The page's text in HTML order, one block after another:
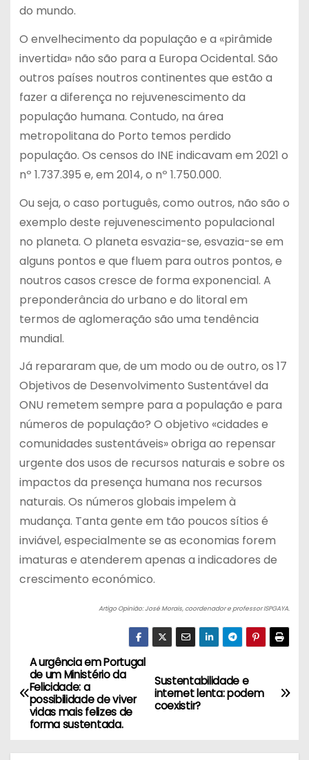
do mundo.
O envelhecimento da população e a «pirâmide
invertida» não são para a Europa Ocidental. São
outros países noutros continentes que estão a
fazer a diferença no rejuvenescimento da
população humana. Contudo, na área
metropolitana do Porto temos perdido
população. Os censos do INE indicavam em 2021 o
nº 1.737.395 e, em 2014, o nº 1.750.000.
Ou seja, o caso português, como outros, não são o
exemplo deste rejuvenescimento populacional
no planeta. O planeta esvazia-se, esvazia-se em
alguns pontos e que fluem para outros pontos, e
noutros casos cresce de forma exponencial. A
preponderância do urbano e do litoral em
termos de aglomeração são uma tendência
mundial.
Já repararam que, de um modo ou de outro, os 17
Objetivos de Desenvolvimento Sustentável da
ONU remetem sempre para a população e para
números de população? O objetivo «cidades e
comunidades sustentáveis» obriga ao repensar
urgente dos usos de recursos naturais e sobre os
impactos da presença humana nos recursos
naturais. Os números globais impelem à
mudança. Tanta gente em tão poucos sítios é
inviável, especialmente se as economias forem
imaturas e atenderem apenas a indicadores de
crescimento económico.
Artigo Opinião: José Morais, coordenador e professor ISPGAYA.
N
a
v
Sustentabilidade e
internet lenta: podem
coexistir?
A urgência em Portugal
de um Ministério da
Felicidade: a
possibilidade de viver
vidas mais felizes de
forma sustentada.